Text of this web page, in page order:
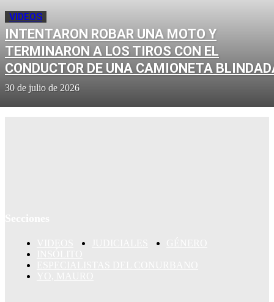
VIDEOS
INTENTARON ROBAR UNA MOTO Y
TERMINARON A LOS TIROS CON EL
CONDUCTOR DE UNA CAMIONETA
30 de julio de 2026